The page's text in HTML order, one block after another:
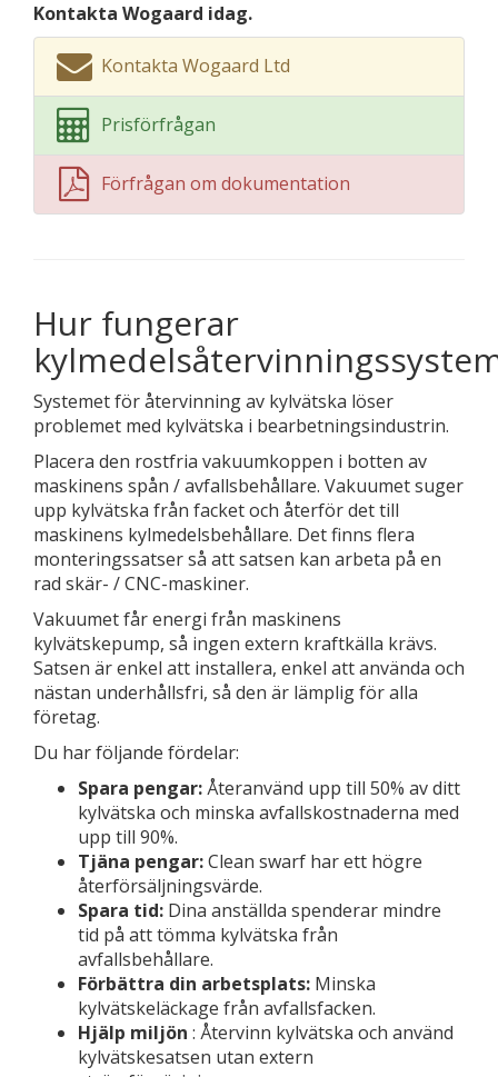
Kontakta Wogaard idag.
Kontakta Wogaard Ltd
Prisförfrågan
Förfrågan om dokumentation
Hur fungerar
Systemet för återvinning av kylvätska löser
problemet med kylvätska i bearbetningsindustrin.
Placera den rostfria vakuumkoppen i botten av
maskinens spån / avfallsbehållare. Vakuumet suger
upp kylvätska från facket och återför det till
maskinens kylmedelsbehållare. Det finns flera
monteringssatser så att satsen kan arbeta på en
rad skär- / CNC-maskiner.
Vakuumet får energi från maskinens
kylvätskepump, så ingen extern kraftkälla krävs.
Satsen är enkel att installera, enkel att använda och
nästan underhållsfri, så den är lämplig för alla
företag.
Du har följande fördelar:
Spara pengar:Återanvänd upp till 50% av ditt
kylvätska och minska avfallskostnaderna med
upp till 90%.
Tjäna pengar:Clean swarf har ett högre
återförsäljningsvärde.
Spara tid: Dina anställda spenderar mindre
tid på att tömma kylvätska från
avfallsbehållare.
Förbättra din arbetsplats: Minska
kylvätskeläckage från avfallsfacken.
Hjälp miljön : Återvinn kylvätska och använd
kylvätskesatsen utan extern